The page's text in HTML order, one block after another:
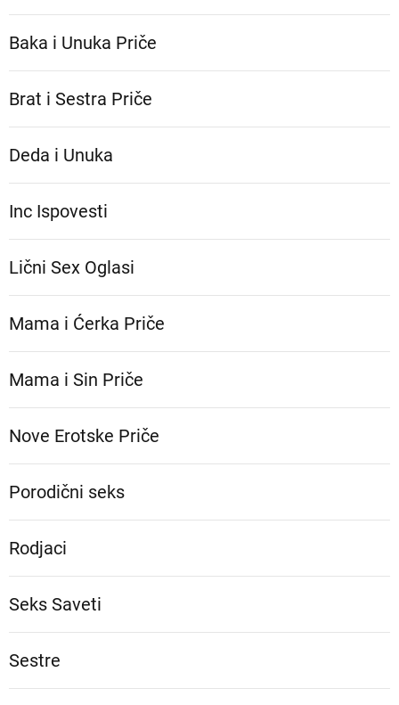
Baka i Unuka Pričе
Brat i Sestra Priče
Deda i Unuka
Inc Ispovesti
Lični Sex Oglasi
Mama i Ćerka Priče
Mama i Sin Priče
Nove Erotske Priče
Porodični seks
Rodjaci
Seks Saveti
Sestre